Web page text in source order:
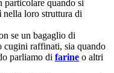
particolare quando si
nella loro struttura di
se un bagaglio di
cugini raffinati, sia quando
parliamo di farine o altri